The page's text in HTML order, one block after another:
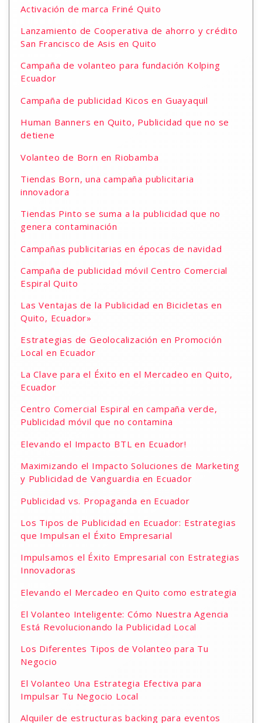
Activación de marca Friné Quito
Lanzamiento de Cooperativa de ahorro y crédito
San Francisco de Asis en Quito
Campaña de volanteo para fundación Kolping
Ecuador
Campaña de publicidad Kicos en Guayaquil
Human Banners en Quito, Publicidad que no se
detiene
Volanteo de Born en Riobamba
Tiendas Born, una campaña publicitaria
innovadora
Tiendas Pinto se suma a la publicidad que no
genera contaminación
Campañas publicitarias en épocas de navidad
Campaña de publicidad móvil Centro Comercial
Espiral Quito
Las Ventajas de la Publicidad en Bicicletas en
Quito, Ecuador»
Estrategias de Geolocalización en Promoción
Local en Ecuador
La Clave para el Éxito en el Mercadeo en Quito,
Ecuador
Centro Comercial Espiral en campaña verde,
Publicidad móvil que no contamina
Elevando el Impacto BTL en Ecuador!
Maximizando el Impacto Soluciones de Marketing
y Publicidad de Vanguardia en Ecuador
Publicidad vs. Propaganda en Ecuador
Los Tipos de Publicidad en Ecuador: Estrategias
que Impulsan el Éxito Empresarial
Impulsamos el Éxito Empresarial con Estrategias
Innovadoras
Elevando el Mercadeo en Quito como estrategia
El Volanteo Inteligente: Cómo Nuestra Agencia
Está Revolucionando la Publicidad Local
Los Diferentes Tipos de Volanteo para Tu
Negocio
El Volanteo Una Estrategia Efectiva para
Impulsar Tu Negocio Local
Alquiler de estructuras backing para eventos